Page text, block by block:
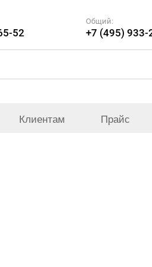
52
Общий:
+7 (495) 933-
Клиентам Прайс